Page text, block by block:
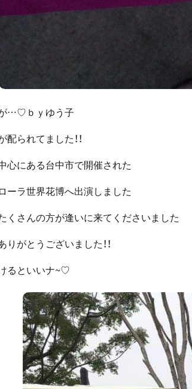
…♡ｂｙゆう子
配られてました！！
心にある台中市で開催された
ーラ世界花博へ出演しました
くさんの方が逢いに来てくださいました
りがとうございました！！
るといいナ~♡